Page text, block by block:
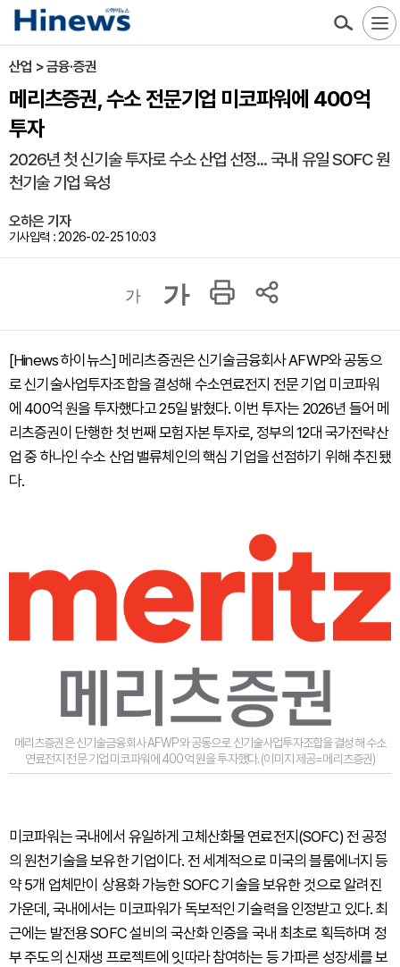
산업 > 금융·증권
메리츠증권, 수소 전문기업 미코파워에 400억
투자
2026년 첫 신기술 투자로 수소 산업 선정... 국내 유일 SOFC 원
천기술 기업 육성
오하은 기자
기사입력 : 2026-02-25 10:03
가 가
[Hinews 하이뉴스] 메리츠증권은 신기술금융회사 AFWP와 공동으
로 신기술사업투자조합을 결성해 수소연료전지 전문 기업 미코파워
에 400억 원을 투자했다고 25일 밝혔다. 이번 투자는 2026년 들어 메
리츠증권이 단행한 첫 번째 모험자본 투자로, 정부의 12대 국가전략산
업 중 하나인 수소 산업 밸류체인의 핵심 기업을 선점하기 위해 추진됐
다.
메리츠증권은 신기술금융회사 AFWP와 공동으로 신기술사업투자조합을 결성해 수소
연료전지 전문 기업 미코파워에 400억 원을 투자했다. (이미지 제공=메리츠증권)
미코파워는 국내에서 유일하게 고체산화물 연료전지(SOFC) 전 공정
의 원천기술을 보유한 기업이다. 전 세계적으로 미국의 블룸에너지 등
약 5개 업체만이 상용화 가능한 SOFC 기술을 보유한 것으로 알려진
가운데, 국내에서는 미코파워가 독보적인 기술력을 인정받고 있다. 최
근에는 발전용 SOFC 설비의 국산화 인증을 국내 최초로 획득하며 정
부 주도의 신재생 프로젝트에 잇따라 참여하는 등 가파른 성장세를 보